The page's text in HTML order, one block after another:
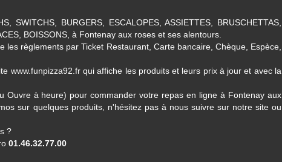
SWITCHS, BURGERS, ESCALOPES, ASSIETTES, BRUSCHETTAS,
BOISSONS, à Fontenay aux roses et ses alentours.
les règlements par Ticket Restaurant, Carte bancaire, Chèque, Espèce,
www.funpizza92.fr qui affiche les produits et leurs prix à jour et avec la
Ouvre à heure) pour commander votre repas en ligne à Fontenay aux
sur quelques produits, n'hésitez pas à nous suivre sur notre site ou
?
01.46.32.77.00